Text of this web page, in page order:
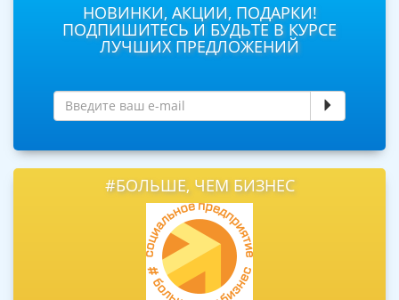
НОВИНКИ, АКЦИИ, ПОДАРКИ!
ПОДПИШИТЕСЬ И БУДЬТЕ В КУРСЕ
ЛУЧШИХ ПРЕДЛОЖЕНИЙ
#БОЛЬШЕ, ЧЕМ БИЗНЕС